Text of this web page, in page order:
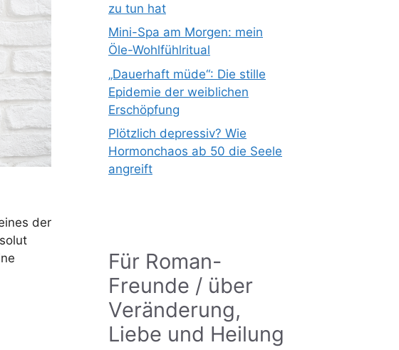
der
zu tun hat
Mini-Spa am Morgen: mein
Öle-Wohlfühlritual
„Dauerhaft müde“: Die stille
Epidemie der weiblichen
Erschöpfung
Plötzlich depressiv? Wie
Hormonchaos ab 50 die Seele
angreift
Für Roman-
Freunde / über
Veränderung,
Liebe und Heilung